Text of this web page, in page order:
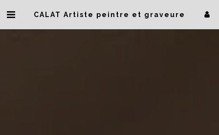
CALAT Artiste peintre et graveure